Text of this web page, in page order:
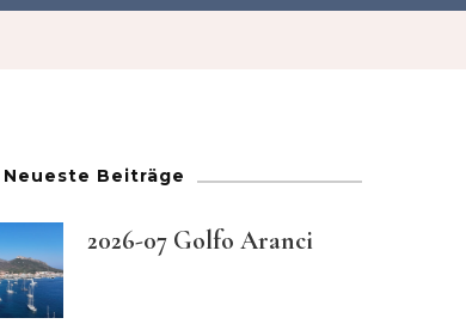
Italian
Neueste Beiträge
2026-07 Golfo Aranci